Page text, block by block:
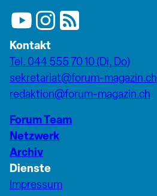
Kontakt
Tel. 044 555 70 10 (Di, Do)
sekretariat@forum-magazin.ch
redaktion@forum-magazin.ch
Forum Team
Netzwerk
Archiv
Dienste
Impressum